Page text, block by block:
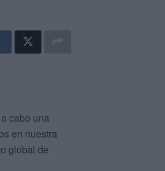
cabo una
en nuestra
global de